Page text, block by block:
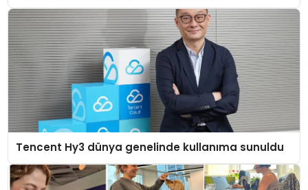
Tencent Hy3 dünya genelinde kullanıma sunuldu